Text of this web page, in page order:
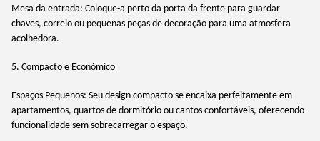
Mesa da entrada: Coloque-a perto da porta da frente para guardar
chaves, correio ou pequenas peças de decoração para uma atmosfera
acolhedora.
5. Compacto e Económico
Espaços Pequenos: Seu design compacto se encaixa perfeitamente em
apartamentos, quartos de dormitório ou cantos confortáveis, oferecendo
funcionalidade sem sobrecarregar o espaço.